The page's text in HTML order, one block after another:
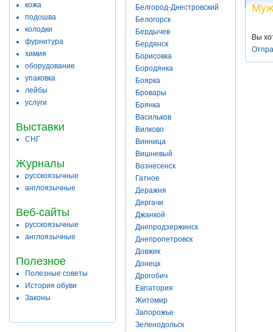
кожа
подошва
колодки
фурнитура
химия
оборудование
упаковка
лейбы
услуги
Выставки
СНГ
Журналы
русскоязычные
англоязычные
Веб-сайты
русскоязычные
англоязычные
Полезное
Полезные советы
История обуви
Законы
Белгород-Днестровский
Белогорск
Бердычев
Бердянск
Борисовка
Бородянка
Боярка
Бровары
Брянка
Васильков
Вилково
Винница
Вишневый
Вознесенск
Гатное
Деражня
Дергачи
Джанкой
Днепродзержинск
Днепропетровск
Довжик
Донецк
Дрогобич
Евпатория
Житомир
Запорожье
Зеленодольск
Вы